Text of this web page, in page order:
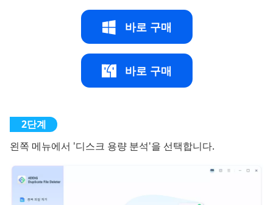
바로 구매
바로 구매
왼쪽 메뉴에서 '디스크 용량 분석'을 선택합니다.